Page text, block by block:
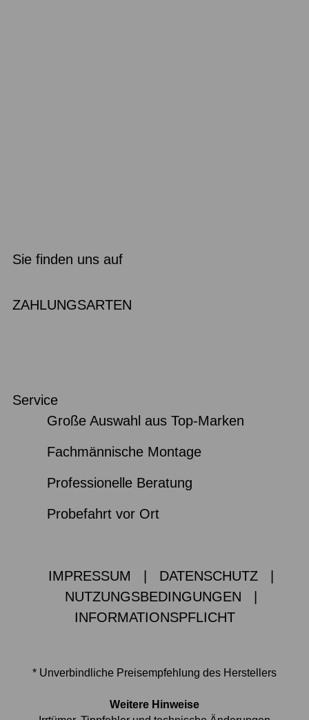
Sie finden uns auf
ZAHLUNGSARTEN
Service
Große Auswahl aus Top-Marken
Fachmännische Montage
Professionelle Beratung
Probefahrt vor Ort
IMPRESSUM DATENSCHUTZ
NUTZUNGSBEDINGUNGEN
INFORMATIONSPFLICHT
* Unverbindliche Preisempfehlung des Herstellers
Weitere Hinweise